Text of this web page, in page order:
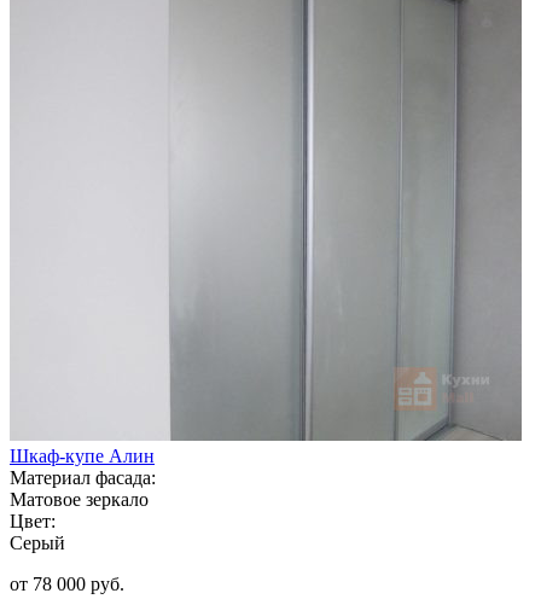
Шкаф-купе Алин
Материал фасада:
Матовое зеркало
Цвет:
Серый
от 78 000 руб.